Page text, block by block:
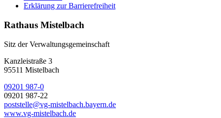
Erklärung zur Barrierefreiheit
Rathaus Mistelbach
Sitz der Verwaltungsgemeinschaft
Kanzleistraße 3
95511 Mistelbach
09201 987-0
09201 987-22
poststelle@vg-mistelbach.bayern.de
www.vg-mistelbach.de